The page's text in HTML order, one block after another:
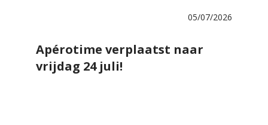
05/07/2026
Apérotime verplaatst naar
vrijdag 24 juli!